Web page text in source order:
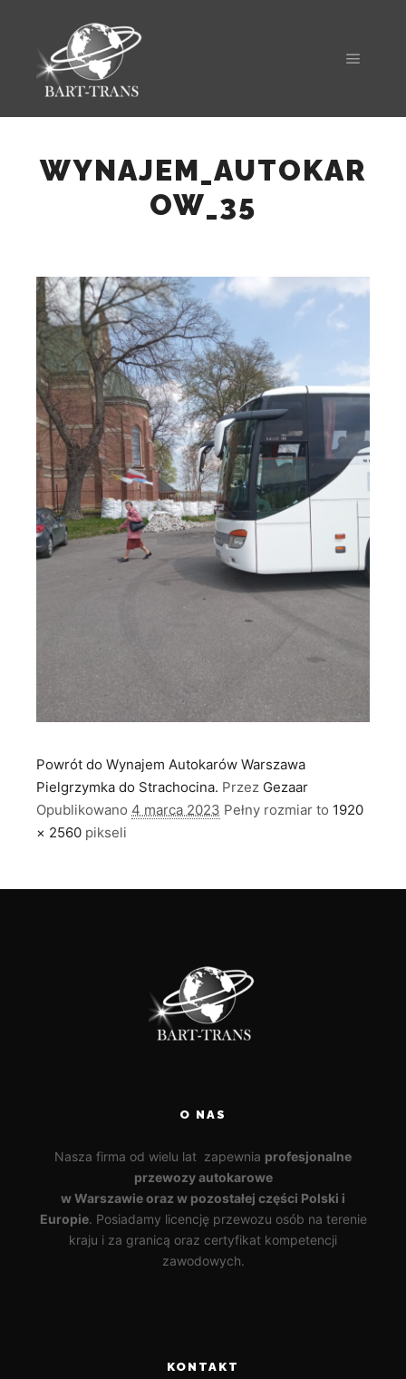
WYNAJEM_AUTOKAR
OW_35
Powrót do Wynajem Autokarów Warszawa
Pielgrzymka do Strachocina. Przez Gezaar
Opublikowano 4 marca 2023 Pełny rozmiar to 1920
× 2560 pikseli
O NAS
Nasza firma od wielu lat zapewnia profesjonalne
przewozy autokarowe
w Warszawie oraz w pozostałej części Polski i
Europie. Posiadamy licencję przewozu osób na terenie
kraju i za granicą oraz certyfikat kompetencji
zawodowych.
KONTAKT